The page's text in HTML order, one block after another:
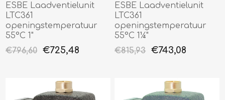
ESBE Laadventielunit
LTC361
openingstemperatuur
55°C 1"
€796,60
€725,48
ESBE Laadventielunit
LTC361
openingstemperatuur
55°C 1¼"
€815,93
€743,08